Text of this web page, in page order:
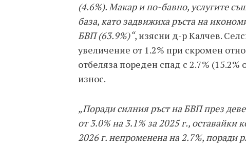
(4.6%). Макар и по-бавно, услугите
база, като задвижиха ръста на
БВП (63.9%)“, изясни д-р Калчев.
увеличение от 1.2% при скромен
отбеляза пореден спад с 2.7%
износ.
„Поради силния ръст на БВП през
от 3.0% на 3.1% за 2025 г., оставайки
2026 г. непроменена на 2.7%, поради